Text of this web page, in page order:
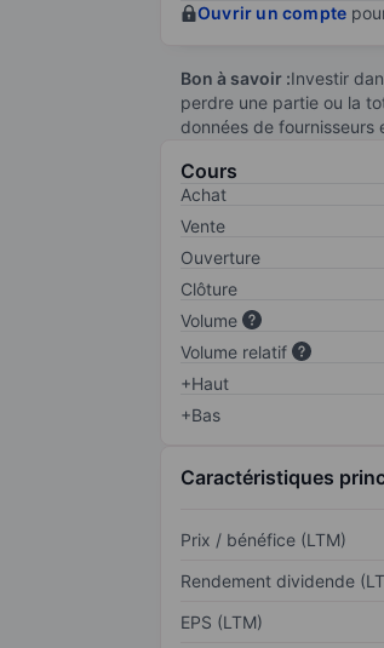
Ouvrir un compte
Bon à savoir :Investir
perdre une partie ou la
données de fournisseurs
Cours
Achat
Vente
Ouverture
Clôture
Volume
Volume relatif
+Haut
+Bas
Caractéristiques
Prix / bénéfice (LTM)
Rendement dividende
EPS (LTM)